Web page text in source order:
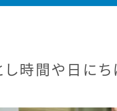
アコム・
キャッシ
時間や日に